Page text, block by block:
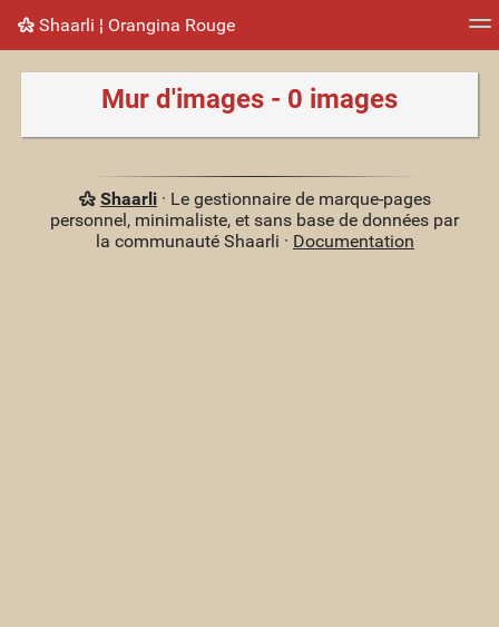
Shaarli ¦ Orangina Rouge
Nuage de tags Mur d'images Quotidien Flux
Mur d'images - 0 images
Shaarli· Le gestionnaire de marque-pages
personnel, minimaliste, et sans base de données par
la communauté Shaarli · Documentation